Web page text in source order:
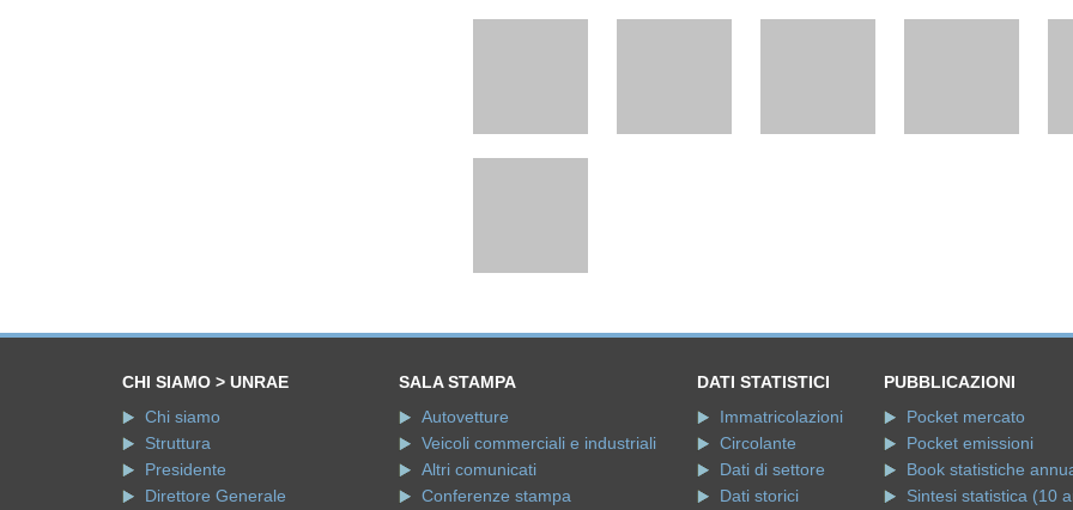
CHI SIAMO > UNRAE
Chi siamo
Struttura
Presidente
Direttore Generale
SALA STAMPA
Autovetture
Veicoli commerciali e industriali
Altri comunicati
Conferenze stampa
DATI STATISTICI
Immatricolazioni
Circolante
Dati di settore
Dati storici
PUBBLICAZIONI
Pocket mercato
Pocket emissioni
Book statistiche
Sintesi statistica (10